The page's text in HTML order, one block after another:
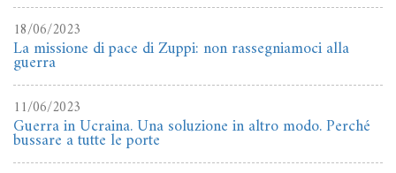
18/06/2023
La missione di pace di Zuppi: non rassegniamoci alla
guerra
11/06/2023
Guerra in Ucraina. Una soluzione in altro modo. Perché
bussare a tutte le porte